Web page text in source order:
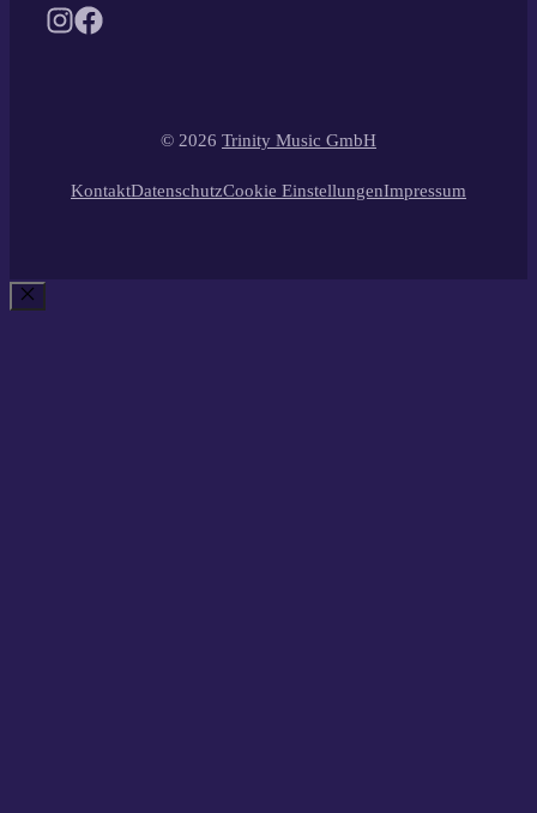
© 2026 Trinity Music GmbH
KontaktDatenschutzCookie EinstellungenImpressum
SCHLIESSEN